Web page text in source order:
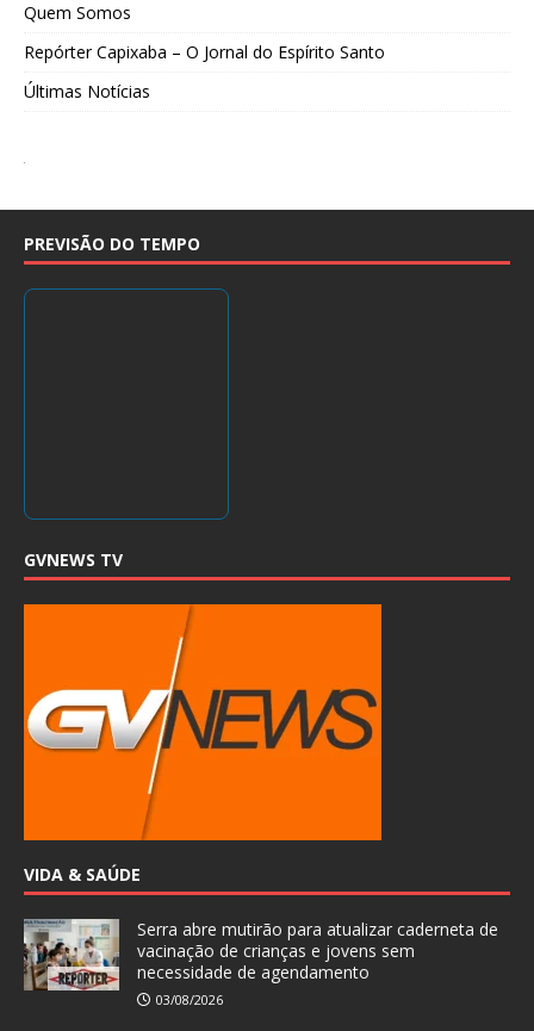
Quem Somos
Repórter Capixaba – O Jornal do Espírito Santo
Últimas Notícias
PREVISÃO DO TEMPO
GVNEWS TV
VIDA & SAÚDE
Serra abre mutirão para atualizar caderneta de
vacinação de crianças e jovens sem
necessidade de agendamento
03/08/2026